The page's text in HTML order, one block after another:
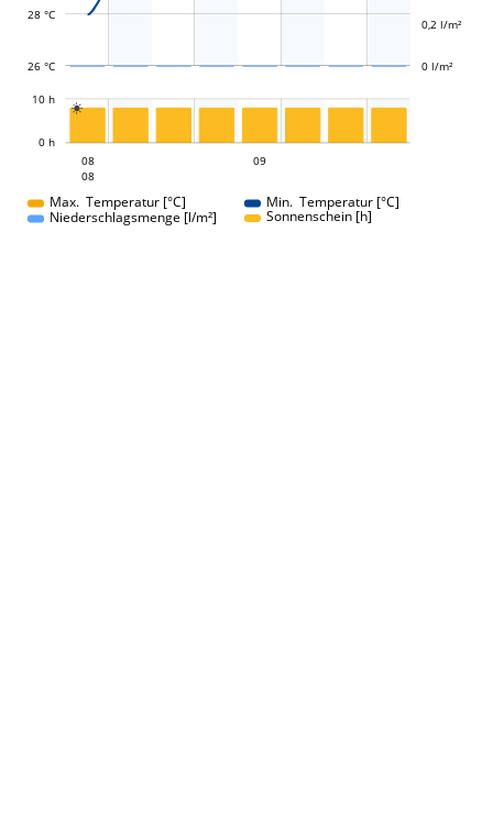
26 °C
28 °C
0 l/m²
0,2 l/m²

0 h
10 h
08
08
09
Max. Temperatur [°C]
Min. Temperatur [°C]
Niederschlagsmenge [l/m²]
Sonnenschein [h]